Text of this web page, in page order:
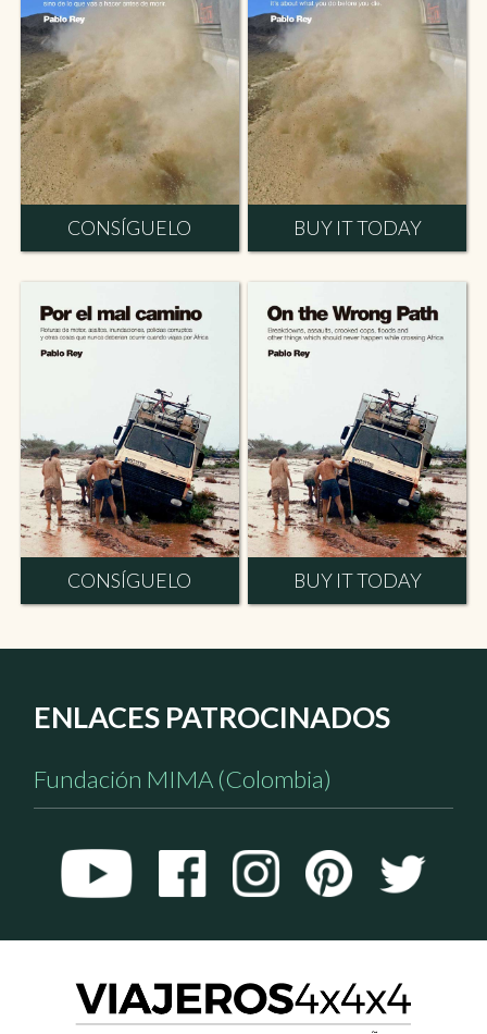
CONSÍGUELO BUY IT TODAY
CONSÍGUELO BUY IT TODAY
ENLACES PATROCINADOS
Fundación MIMA (Colombia)